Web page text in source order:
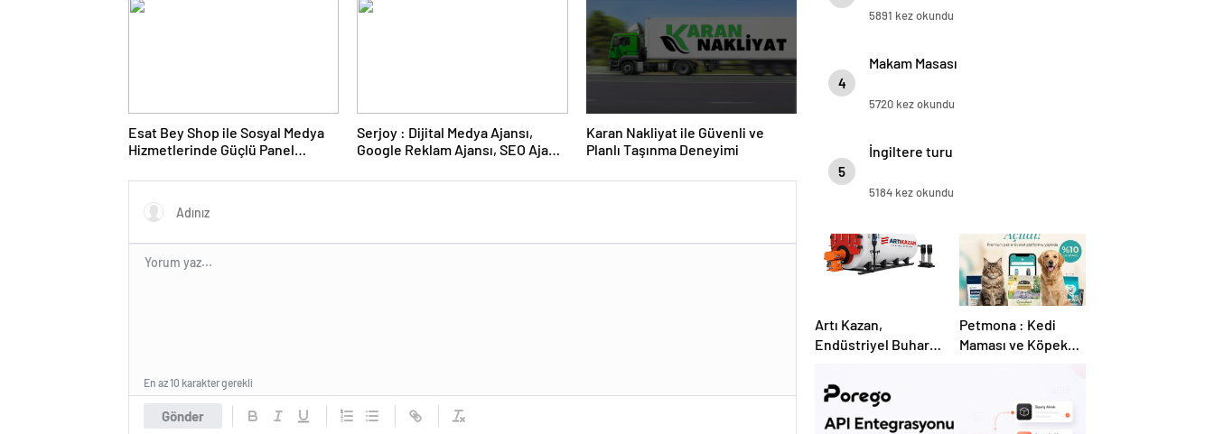
Esat Bey Shop ile Sosyal Medya
Hizmetlerinde Güçlü Panel
Serjoy : Dijital Medya Ajansı,
Google Reklam Ajansı, SEO Ajansı
Karan Nakliyat ile Güvenli ve
Planlı Taşınma Deneyimi
Gönder
En az 10 karakter gerekli
5891 kez okundu
4
Makam Masası
5720 kez okundu
5
İngiltere turu
5184 kez okundu
Artı Kazan,
Endüstriyel Buhar
Çözümleriyle
Üretim Tesislerine
Verimli Sistemler
Petmona : Kedi
Maması ve Köpek